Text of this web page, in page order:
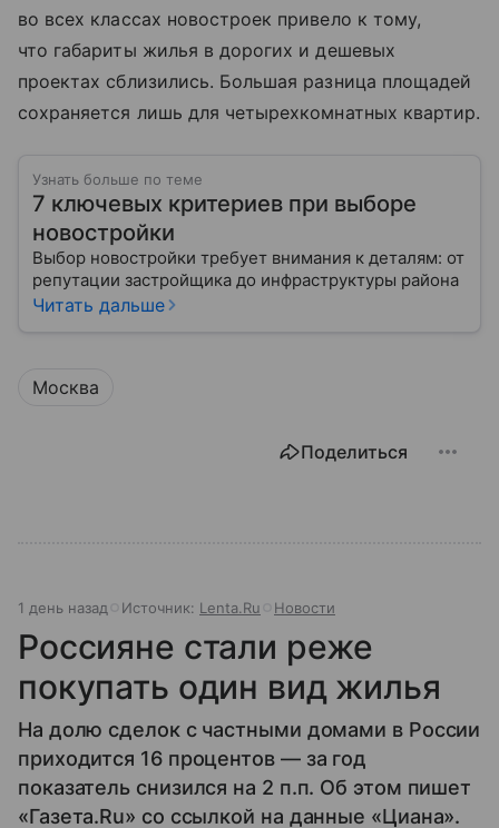
во всех классах новостроек привело к тому,
что габариты жилья в дорогих и дешевых
проектах сблизились. Большая разница площадей
сохраняется лишь для четырехкомнатных квартир.
Узнать больше по теме
7 ключевых критериев при выборе
новостройки
Выбор новостройки требует внимания к деталям: от
репутации застройщика до инфраструктуры района
Читать дальше
Москва
Поделиться
1 день назад Источник: Lenta.Ru Новости
Россияне стали реже
покупать один вид жилья
На долю сделок с частными домами в России
приходится 16 процентов — за год
показатель снизился на 2 п.п. Об этом пишет
«Газета.Ru» со ссылкой на данные «Циана».